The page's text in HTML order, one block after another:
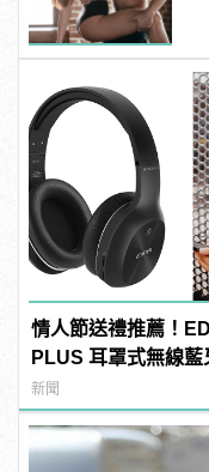
情人節送禮推薦！
PLUS 耳罩式無線
傾訴甜言蜜語
新聞